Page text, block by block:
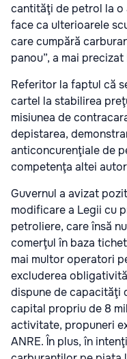
cantităţi de petrol la o
face ca ulterioarele
care cumpără
panou”, a mai
Referitor la faptul că
cartel la stabilirea
misiunea de
depistarea,
anticoncurenţiale de
competenţa altei
Guvernul a avizat
modificare a Legii cu
petroliere, care însă
comerţul în baza
mai multor operatori
excluderea
dispune de capacităţi
capital propriu de 8
activitate, propuneri
ANRE. În plus, în